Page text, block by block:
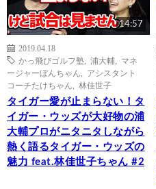
14:57
2019.04.18
かっ飛びゴルフ塾
浦大輔
マネ
ージャーぼんちゃん
アシスタント
コーチたけちゃん
林佳世子
タイガー愛が止まらない！タ
イガー・ウッズが大好物の浦
大輔プロがニタニタしながら
熱く語るタイガー・ウッズの
魅力 feat.林佳世子ちゃん #2